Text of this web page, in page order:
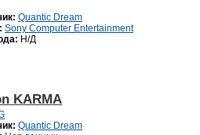
Quantic Dream
Sony Computer Entertainment
Н/Д
KARMA
Quantic Dream